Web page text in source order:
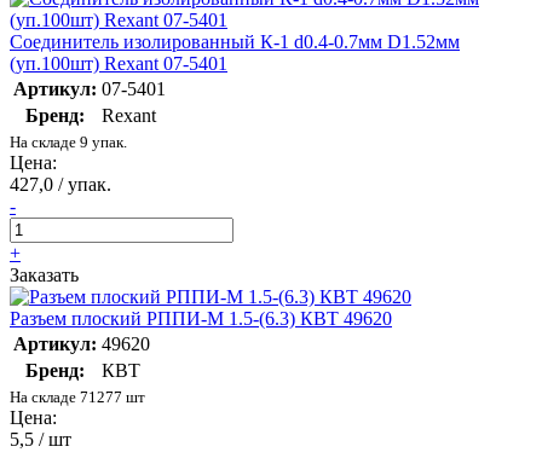
Соединитель изолированный К-1 d0.4-0.7мм D1.52мм
(уп.100шт) Rexant 07-5401
Артикул: 07-5401
Бренд:
Rexant
На складе 9 упак.
Цена:
427,0 / упак.
-
+
Заказать
Разъем плоский РППИ-М 1.5-(6.3) КВТ 49620
Артикул: 49620
Бренд:
КВТ
На складе 71277 шт
Цена:
5,5 / шт